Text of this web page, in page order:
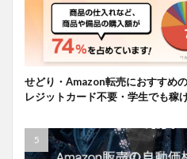
せどり・Amazon転売におすすめ
レジットカード不要・学生でも稼げ